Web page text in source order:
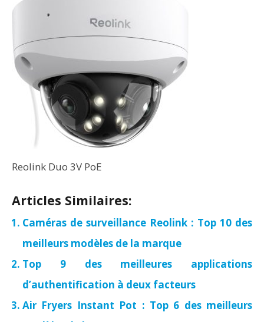
Reolink Duo 3V PoE
Articles Similaires:
Caméras de surveillance Reolink : Top 10 des
meilleurs modèles de la marque
Top 9 des meilleures applications
d’authentification à deux facteurs
Air Fryers Instant Pot : Top 6 des meilleurs